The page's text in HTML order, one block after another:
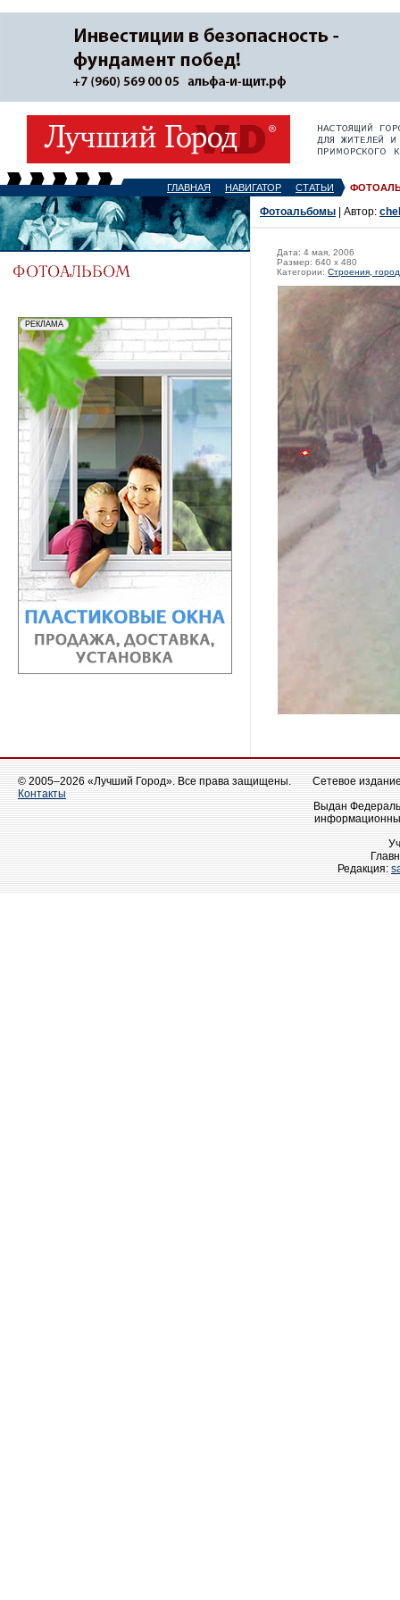
ГЛАВНАЯ НАВИГАТОР СТАТЬИ
Фотоальбомы | Автор:
Дата: 4 мая, 2006
Размер: 640 x 480
Категории:Строения, город
© 2005–2026 «Лучший Город». Все права защищены.
Контакты
Сетевое
Выдан
Редакция: